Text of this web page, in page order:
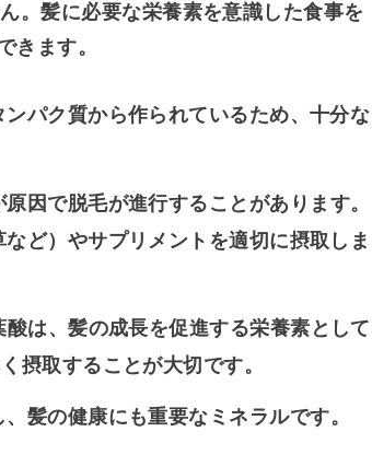
。髪に必要な栄養素を意識した食事を
きます。
ンパク質から作られているため、十分な
因で脱毛が進行することがあります。
ど）やサプリメントを適切に摂取しま
酸は、髪の成長を促進する栄養素として
摂取することが大切です。
髪の健康にも重要なミネラルです。